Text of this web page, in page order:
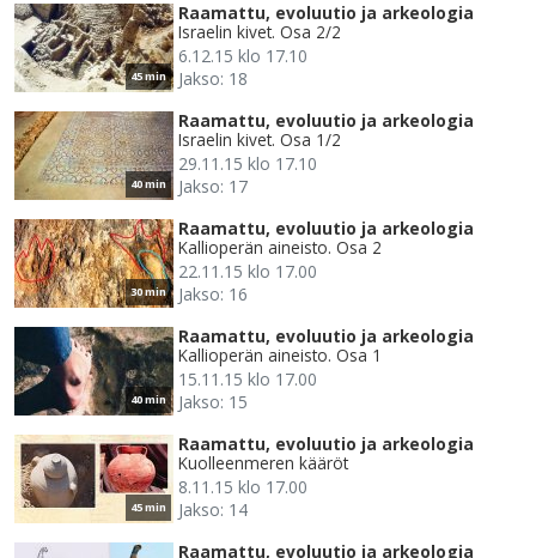
45 min
Raamattu, evoluutio ja arkeologia
Israelin kivet. Osa 2/2
6.12.15 klo 17.10
Jakso: 18
40 min
Raamattu, evoluutio ja arkeologia
Israelin kivet. Osa 1/2
29.11.15 klo 17.10
Jakso: 17
30 min
Raamattu, evoluutio ja arkeologia
Kallioperän aineisto. Osa 2
22.11.15 klo 17.00
Jakso: 16
40 min
Raamattu, evoluutio ja arkeologia
Kallioperän aineisto. Osa 1
15.11.15 klo 17.00
Jakso: 15
45 min
Raamattu, evoluutio ja arkeologia
Kuolleenmeren kääröt
8.11.15 klo 17.00
Jakso: 14
Raamattu, evoluutio ja arkeologia